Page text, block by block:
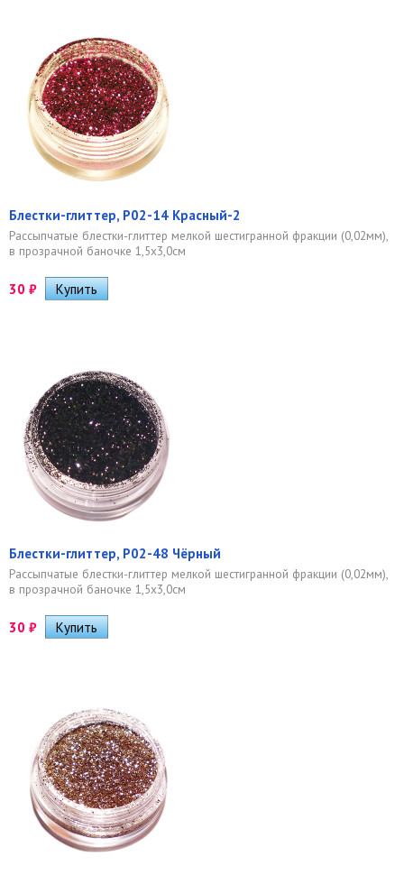
Блестки-глиттер, Р02-14 Красный-2
Рассыпчатые блестки-глиттер мелкой шестигранной фракции (0,02мм),
в прозрачной баночке 1,5х3,0см
30 ₽
Блестки-глиттер, Р02-48 Чёрный
Рассыпчатые блестки-глиттер мелкой шестигранной фракции (0,02мм),
в прозрачной баночке 1,5х3,0см
30 ₽